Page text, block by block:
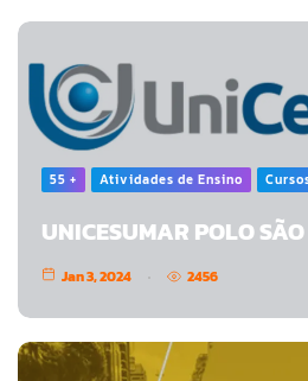
55 + Atividades de Ensino
UNICESUMAR POLO
Jan 3, 2024 2456